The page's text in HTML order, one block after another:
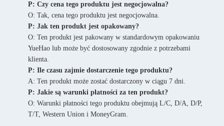
P: Czy cena tego produktu jest negocjowalna?
O: Tak, cena tego produktu jest negocjowalna.
P: Jak ten produkt jest opakowany?
O: Ten produkt jest pakowany w standardowym opakowaniu
YueHao lub może być dostosowany zgodnie z potrzebami
klienta.
P: Ile czasu zajmie dostarczenie tego produktu?
A: Ten produkt może zostać dostarczony w ciągu 7 dni.
P: Jakie są warunki płatności za ten produkt?
O: Warunki płatności tego produktu obejmują L/C, D/A, D/P,
T/T, Western Union i MoneyGram.